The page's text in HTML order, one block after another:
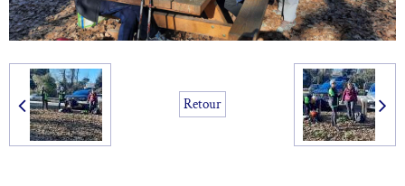
Retour